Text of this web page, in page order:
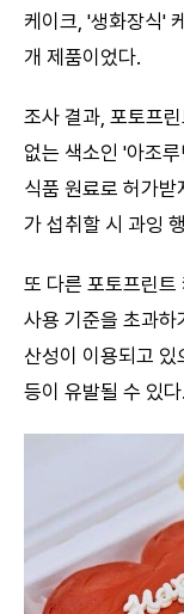
케이크, '생화장식'
개 제품이었다.
조사 결과, 포토프
없는 색소인 '아조
식품 원료로 허가받
가 섭취할 시 과잉
또 다른 포토프린트
사용 기준을 초과하
산성이 이용되고 있
등이 유발될 수 있다.